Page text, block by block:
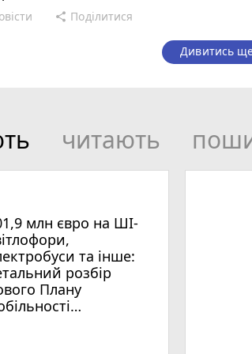
share Поділитися
Дивитись
читають
млн євро на ШІ-
та інше:
розбір
Плану